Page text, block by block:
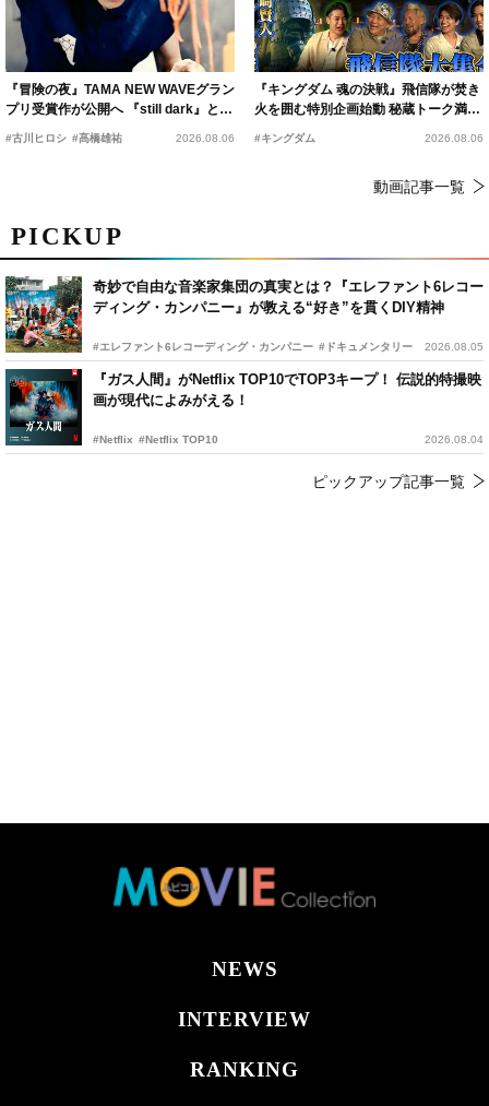
PICKUP
奇妙で自由な音楽家集団の真実とは？『エレファント6レコー
ディング・カンパニー』が教える“好き”を貫くDIY精神
#エレファント6レコーディング・カンパニー #ドキュメンタリー 2026.08.05
『ガス人間』がNetflix TOP10でTOP3キープ！ 伝説的特撮映
画が現代によみがえる！
#Netflix #Netflix TOP10 2026.08.04
ピックアップ記事一覧
『冒険の夜』TAMA NEW WAVEグラン
プリ受賞作が公開へ 『still dark』と同
時上映決定
#古川ヒロシ #髙橋雄祐 2026.08.06
『キングダム 魂の決戦』飛信隊が焚き
火を囲む特別企画始動 秘蔵トーク満載
の“キングダムキャンプ”開催
#キングダム 2026.08.06
動画記事一覧
NEWS
INTERVIEW
RANKING